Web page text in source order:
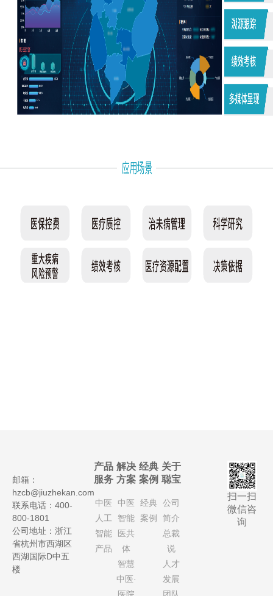
邮箱：
hzcb@jiuzhekan.com
联系电话：400-
800-1801
公司地址：浙江
省杭州市西湖区
西湖国际D中五
楼
产品
服务
中医
人工
智能
产品
解决
方案
中医
智能
医共
体
智慧
中医·
经典
案例
经典
案例
关于
聪宝
公司
简介
总裁
说
人才
发展
扫一扫
微信咨
询